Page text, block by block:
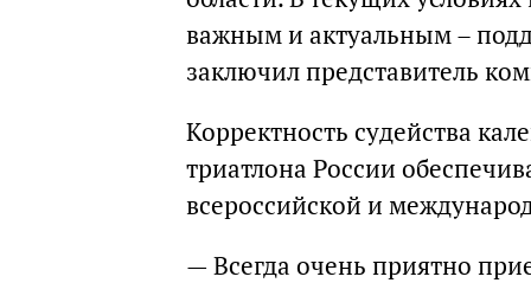
важным и актуальным –
заключил представитель
Корректность судейства
триатлона России
всероссийской и
— Всегда очень приятно